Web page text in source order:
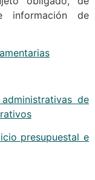
información de
de
presupuestal e